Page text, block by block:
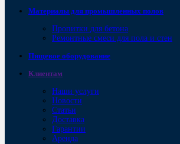
Материалы для промышленных полов
Пропитки для бетона
Ремонтные смеси для пола и стен
Пищевое оборудование
Клиентам
Наши услуги
Новости
Статьи
Доставка
Гарантии
Аренда